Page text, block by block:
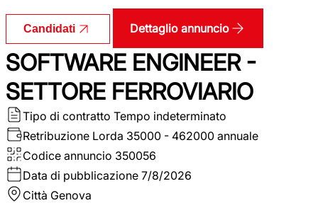
Candidati Dettaglio annuncio
SOFTWARE ENGINEER -
SETTORE FERROVIARIO
Tipo di contratto Tempo indeterminato
Retribuzione Lorda 35000 - 462000 annuale
Codice annuncio 350056
Data di pubblicazione 7/8/2026
Città Genova